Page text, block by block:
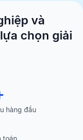
và
chọn giải
hàng đầu